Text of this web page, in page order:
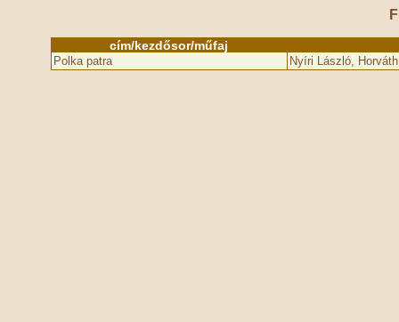
cím/kezdősor/műfaj
Polka patra Nyíri László,